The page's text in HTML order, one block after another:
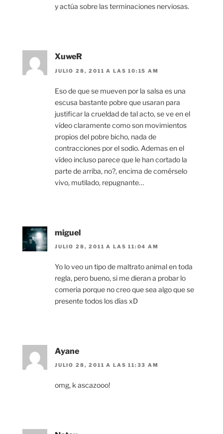
y actúa sobre las terminaciones nerviosas.
XuweR
JULIO 28, 2011 A LAS 10:15 AM
Eso de que se mueven por la salsa es una
escusa bastante pobre que usaran para
justificar la crueldad de tal acto, se ve en el
vídeo claramente como son movimientos
propios del pobre bicho, nada de
contracciones por el sodio. Ademas en el
vídeo incluso parece que le han cortado la
parte de arriba, no?, encima de comérselo
vivo, mutilado, repugnante…
miguel
JULIO 28, 2011 A LAS 11:04 AM
Yo lo veo un tipo de maltrato animal en toda
regla, pero bueno, si me dieran a probar lo
comeria porque no creo que sea algo que se
presente todos los días xD
Ayane
JULIO 28, 2011 A LAS 11:33 AM
omg, k ascazooo!